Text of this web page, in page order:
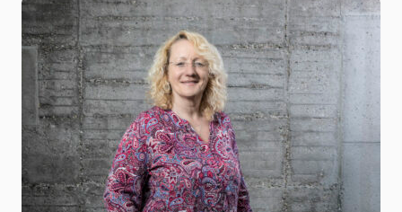
FACHBEREICH
THEMEN
Personenverzeichnis